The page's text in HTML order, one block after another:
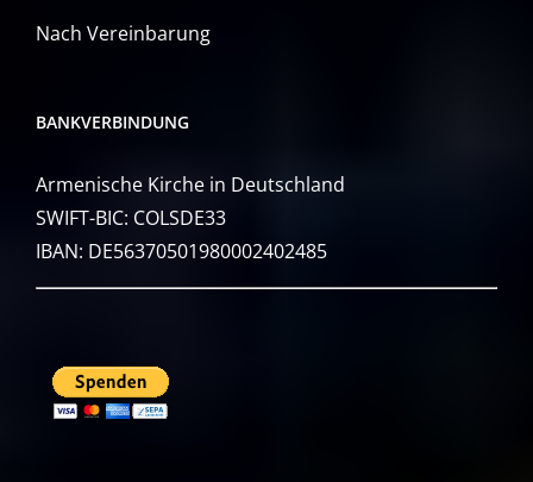
Nach Vereinbarung
BANKVERBINDUNG
Armenische Kirche in Deutschland
SWIFT-BIC: COLSDE33
IBAN: DE56370501980002402485